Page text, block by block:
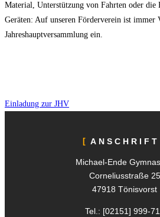
Material, Unterstützung von Fahrten oder die
Geräten: Auf unseren Förderverein ist immer
Jahreshauptversammlung ein.
Einladung zur JHV
ANSCHRIFT
Michael-Ende
Corneliusstraße 25
47918 Tönisvorst
Tel.: [02151]999-